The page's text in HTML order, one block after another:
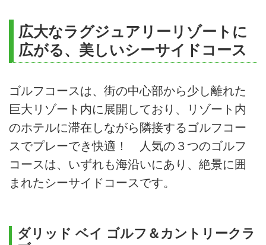
広大なラグジュアリーリゾートに
広がる、美しいシーサイドコース
ゴルフコースは、街の中心部から少し離れた
巨大リゾート内に展開しており、リゾート内
のホテルに滞在しながら隣接するゴルフコー
スでプレーでき快適！ 人気の３つのゴルフ
コースは、いずれも海沿いにあり、絶景に囲
まれたシーサイドコースです。
ダリッド ベイ ゴルフ＆カントリークラ